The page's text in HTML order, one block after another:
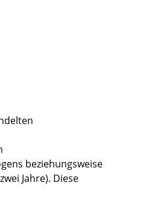
beziehungsweise
Jahre). Diese